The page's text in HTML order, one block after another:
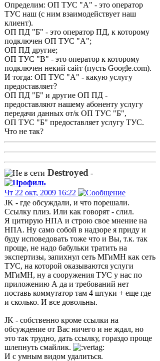
Определим: ОП ТУС "А" - это оператор
ТУС наш (с ним взаимодействует наш
клиент).
ОП ПД "Б" - это оператор ПД, к которому
подключен ОП ТУС "А";
ОП ПД другие;
ОП ТУС "В" - это оператор к которому
подключен некий сайт (пусть Google.com).
И тогда: ОП ТУС "А" - какую услугу
предоставляет?
ОП ПД "Б" и другие ОП ПД -
предоставляют нашему абоненту услугу
передачи данных от/к ОП ТУС "Б",
ОП ТУС "Б" предоставляет услугу ТУС.
Что не так?
Destroyed -
Чт 22 окт, 2009 16:22
JK - где обсуждали, и что порешали.
Ссылку плиз. Или как говорят - слил.
Я цитирую НПА и строю свое мнение на
НПА. Ну само собой в надзоре я приду и
буду исповедовать тоже что и Вы, т.к. так
проще, не надо бабульки тратить на
экспертизы, запихнул сеть МГиМН как сеть
ТУС, на которой оказываются услуги
МГиМН, ну а сооружения ТУС у нас по
приложению А да и требований нет
поставь коммутатор там 4 штуки + еще где
и сколько. И все довольны.
JK - собственно кроме ссылки на
обсуждение от Вас ничего и не ждал, но
это так трудно, дать ссылку, гораздо проще
шлепнуть смайлик.
И с умным видом удалиться.